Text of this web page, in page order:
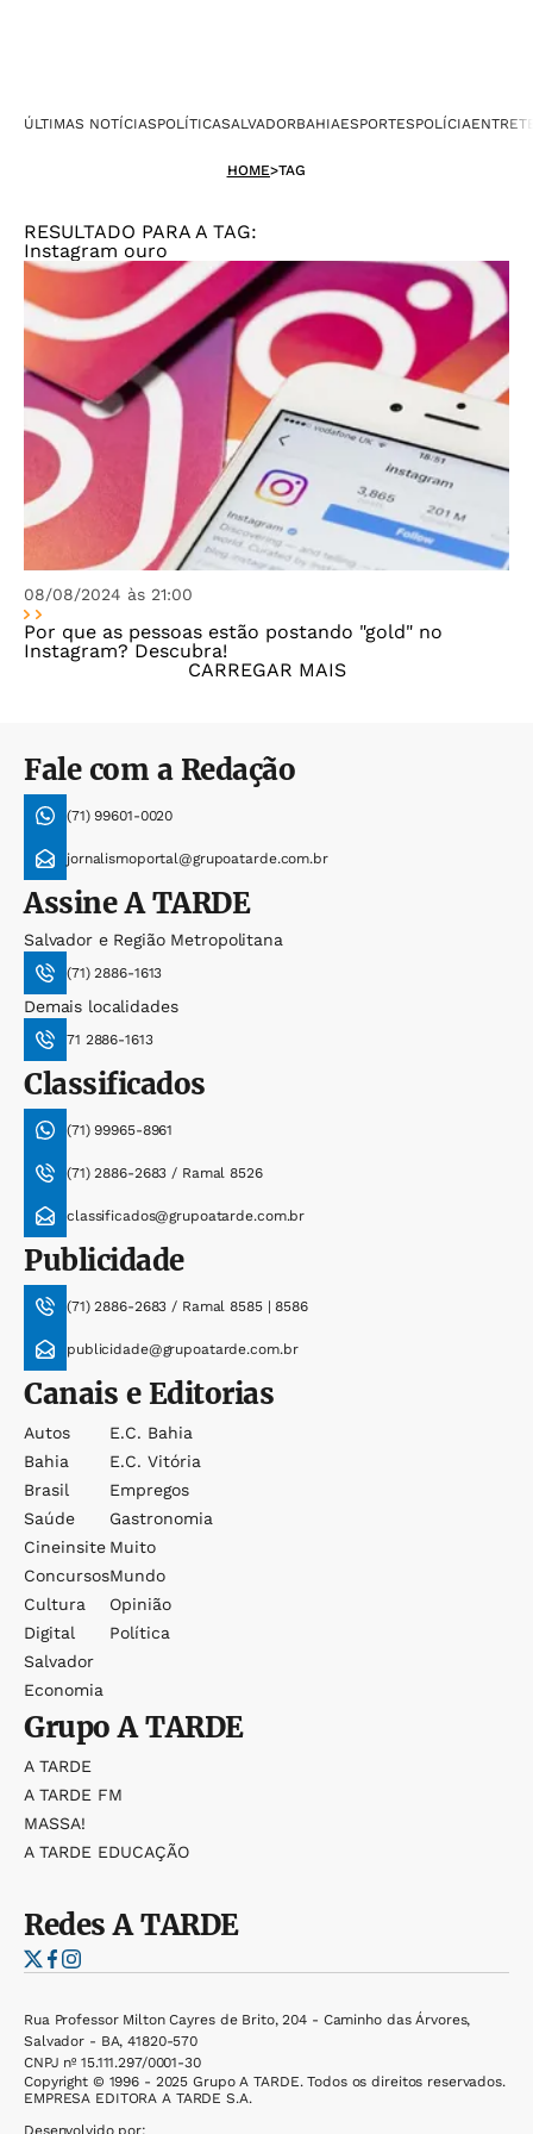
ÚLTIMAS NOTÍCIASPOLÍTICASALVADORBAHIAESPORTESPOLÍCIA
HOME>TAG
RESULTADO PARA A TAG:
Instagram ouro
08/08/2024 às 21:00
Por que as pessoas estão postando "gold" no
Instagram? Descubra!
CARREGAR MAIS
Fale com a Redação
(71) 99601-0020
jornalismoportal@grupoatarde.com.br
AssineA TARDE
Salvador e Região Metropolitana
(71) 2886-1613
Demais localidades
71 2886-1613
Classificados
(71) 99965-8961
(71) 2886-2683 / Ramal 8526
classificados@grupoatarde.com.br
Publicidade
(71) 2886-2683 / Ramal 8585 | 8586
publicidade@grupoatarde.com.br
Canais e Editorias
Autos
Bahia
Brasil
Saúde
Cineinsite
Concursos
Cultura
Digital
Salvador
Economia
E.c. Bahia
E.c. Vitória
Empregos
Gastronomia
Muito
Mundo
Opinião
Política
GrupoA TARDE
A TARDE
A TARDE FM
MASSA!
A TARDE EDUCAÇÃO
RedesA TARDE
Rua Professor Milton Cayres de Brito, 204 - Caminho das Árvores,
Salvador - BA, 41820-570
CNPJ nº 15.111.297/0001-30
Copyright © 1996 - 2025 Grupo A TARDE. Todos os direitos reservados.
EMPRESA EDITORA A TARDE S.A.
Desenvolvido por: